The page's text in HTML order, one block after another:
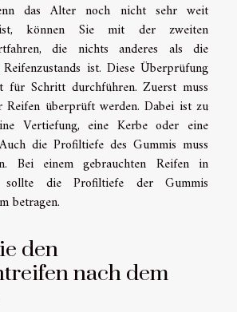
das Alter noch nicht sehr weit
ist, können Sie mit der zweiten
die nichts anderes als die
ist. Diese Überprüfung
für Schritt durchführen. Zuerst muss
Reifen überprüft werden. Dabei ist zu
Vertiefung, eine Kerbe oder eine
die Profiltiefe des Gummis muss
Bei einem gebrauchten Reifen in
sollte die Profiltiefe der Gummis
betragen.
den
nach dem